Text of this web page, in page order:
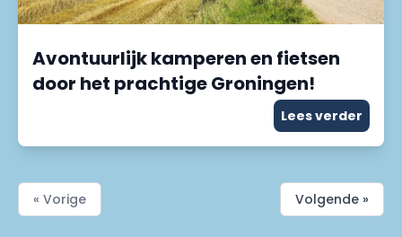
Avontuurlijk kamperen en fietsen
door het prachtige Groningen!
Lees verder
« Vorige Volgende »